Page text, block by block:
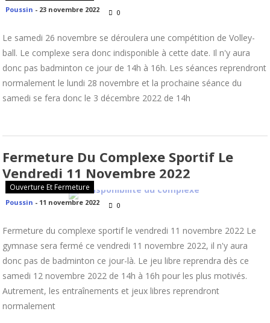
Poussin - 23 novembre 2022 0
Le samedi 26 novembre se déroulera une compétition de Volley-
ball. Le complexe sera donc indisponible à cette date. Il n'y aura
donc pas badminton ce jour de 14h à 16h. Les séances reprendront
normalement le lundi 28 novembre et la prochaine séance du
samedi se fera donc le 3 décembre 2022 de 14h
Fermeture Du Complexe Sportif Le
Vendredi 11 Novembre 2022
Ouverture Et Fermeture
Poussin - 11 novembre 2022 0
Fermeture du complexe sportif le vendredi 11 novembre 2022 Le
gymnase sera fermé ce vendredi 11 novembre 2022, il n'y aura
donc pas de badminton ce jour-là. Le jeu libre reprendra dès ce
samedi 12 novembre 2022 de 14h à 16h pour les plus motivés.
Autrement, les entraînements et jeux libres reprendront
normalement